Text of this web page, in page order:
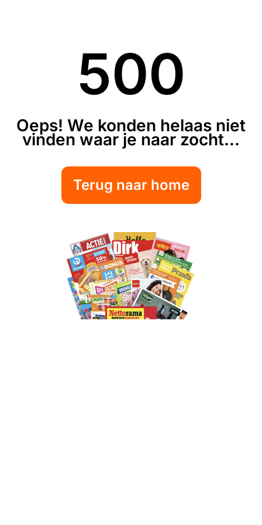
500
Oeps! We konden helaas niet
vinden waar je naar zocht...
Terug naar home